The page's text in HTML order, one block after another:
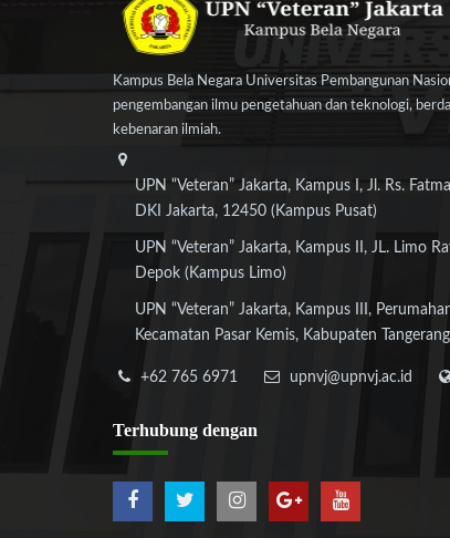
Kampus Bela Negara Universitas Pembangunan
pengembangan ilmu pengetahuan dan teknologi,
kebenaran ilmiah.
UPN “Veteran” Jakarta, Kampus I, Jl. Rs.
DKI Jakarta, 12450 (Kampus Pusat)
UPN “Veteran” Jakarta, Kampus II, JL. Limo
Depok (Kampus Limo)
UPN “Veteran” Jakarta, Kampus III,
Kecamatan Pasar Kemis, Kabupaten
+62 765 6971 upnvj@upnvj.ac.id
Terhubung dengan